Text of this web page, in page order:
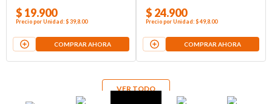
$ 19.900
Precio porUnidad:$ 39,8.00
COMPRAR AHORA
$ 24.900
Precio porUnidad:$ 49,8.00
COMPRAR AHORA
VER TODO